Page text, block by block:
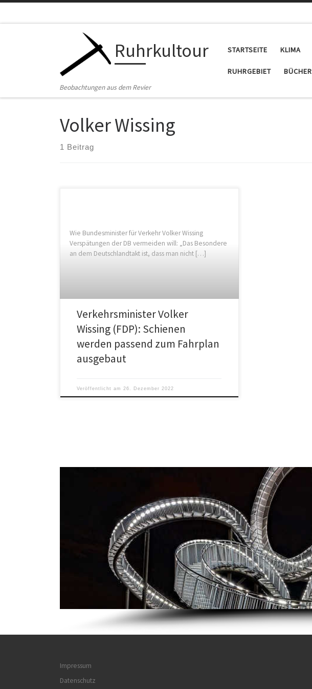
Ruhrkultour
Beobachtungen aus dem Revier
STARTSEITE KLIMA
RUHRGEBIET BÜCHER
Volker Wissing
1 Beitrag
Wie Bundesminister für Verkehr Volker Wissing
Verspätungen der DB vermeiden will: „Das Besondere
an dem Deutschlandtakt ist, dass man nicht […]
Verkehrsminister Volker
Wissing (FDP): Schienen
werden passend zum Fahrplan
ausgebaut
Veröffentlicht am26. Dezember 2022
Impressum
Datenschutz